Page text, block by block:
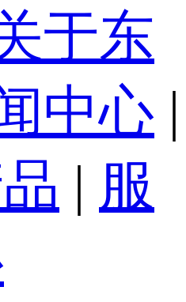
于东
中心 |
| 服